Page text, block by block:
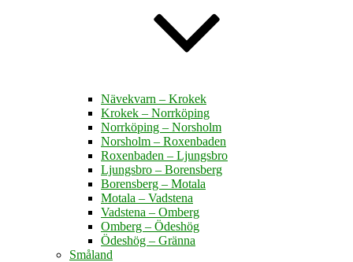
Nävekvarn – Krokek
Krokek – Norrköping
Norrköping – Norsholm
Norsholm – Roxenbaden
Roxenbaden – Ljungsbro
Ljungsbro – Borensberg
Borensberg – Motala
Motala – Vadstena
Vadstena – Omberg
Omberg – Ödeshög
Ödeshög – Gränna
Småland